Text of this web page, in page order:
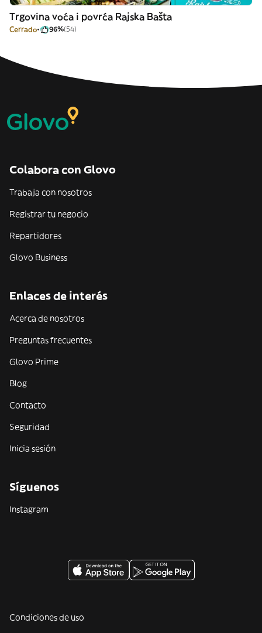
Trgovina voća i povrća Rajska Bašta
Cerrado 96%(54)
Colabora con Glovo
Trabaja con nosotros
Registrar tu negocio
Repartidores
Glovo Business
Enlaces de interés
Acerca de nosotros
Preguntas frecuentes
Glovo Prime
Blog
Contacto
Seguridad
Inicia sesión
Síguenos
Instagram
Condiciones de uso